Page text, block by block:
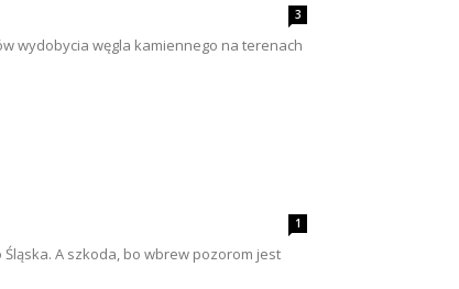
3
wydobycia węgla kamiennego na terenach
1
A szkoda, bo wbrew pozorom jest